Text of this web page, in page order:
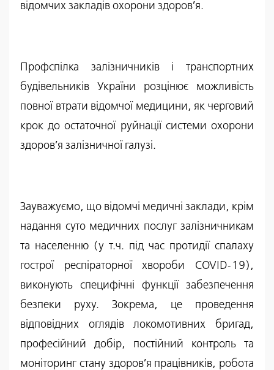
відомчих закладів охорони здоров’я.
Профспілка залізничників і транспортних
будівельників України розцінює можливість
повної втрати відомчої медицини, як черговий
крок до остаточної руйнації системи охорони
здоров’я залізничної галузі.
Зауважуємо, що відомчі медичні заклади, крім
надання суто медичних послуг залізничникам
та населенню (у т.ч. під час протидії спалаху
гострої респіраторної хвороби COVID-19),
виконують специфічні функції забезпечення
безпеки руху. Зокрема, це проведення
відповідних оглядів локомотивних бригад,
професійний добір, постійний контроль та
моніторинг стану здоров’я працівників, робота